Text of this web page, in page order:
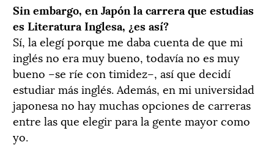
Sin embargo, en Japón la carrera que estudias
es Literatura Inglesa, ¿es así?
Sí, la elegí porque me daba cuenta de que mi
inglés no era muy bueno, todavía no es muy
bueno –se ríe con timidez–, así que decidí
estudiar más inglés. Además, en mi universidad
japonesa no hay muchas opciones de carreras
entre las que elegir para la gente mayor como
yo.